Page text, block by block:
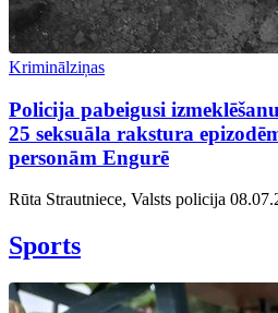
Kriminālziņas
Policija pabeigusi
25 seksuāla rakstura
personām Engurē
Rūta Strautniece, Valsts policija
Sports